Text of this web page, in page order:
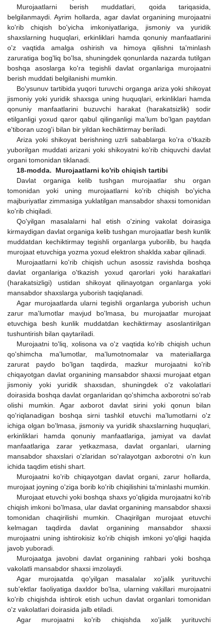
Murojaatlarni berish muddatlari, qoida tariqasida,
belgilanmaydi. Ayrim hollarda, agar davlat organining murojaatni
ko'rib chiqish bo'yicha imkoniyatlariga, jismoniy va yuridik
shaxslarning huquqlari, erkinliklari hamda qonuniy manfaatlarini
o'z vaqtida amalga oshirish va himoya qilishni ta'minlash
zaruratiga bog'liq bo'lsa, shuningdek qonunlarda nazarda tutilgan
boshqa asoslarga ko'ra tegishli davlat organlariga murojaatni
berish muddati belgilanishi mumkin.
Bo'ysunuv tartibida yuqori turuvchi organga ariza yoki shikoyat
jismoniy yoki yuridik shaxsga uning huquqlari, erkinliklari hamda
qonuniy manfaatlarini buzuvchi harakat (harakatsizlik) sodir
etilganligi yoxud qaror qabul qilinganligi ma'lum bo'lgan paytdan
e'tiboran uzog'i bilan bir yildan kechiktirmay beriladi.
Ariza yoki shikoyat berishning uzrli sabablarga ko'ra o'tkazib
yuborilgan muddati arizani yoki shikoyatni ko'rib chiquvchi davlat
organi tomonidan tiklanadi.
18-modda. Murojaatlarni ko'rib chiqish tartibi
Davlat organiga kelib tushgan murojaatlar shu organ
tomonidan yoki uning murojaatlarni ko'rib chiqish bo'yicha
majburiyatlar zimmasiga yuklatilgan mansabdor shaxsi tomonidan
ko'rib chiqiladi.
Qo'yilgan masalalarni hal etish o'zining vakolat doirasiga
kirmaydigan davlat organiga kelib tushgan murojaatlar besh kunlik
muddatdan kechiktirmay tegishli organlarga yuborilib, bu haqda
murojaat etuvchiga yozma yoxud elektron shaklda xabar qilinadi.
Murojaatlarni ko'rib chiqish uchun asossiz ravishda boshqa
davlat organlariga o'tkazish yoxud qarorlari yoki harakatlari
(harakatsizligi) ustidan shikoyat qilinayotgan organlarga yoki
mansabdor shaxslarga yuborish taqiqlanadi.
Agar murojaatlarda ularni tegishli organlarga yuborish uchun
zarur ma'lumotlar mavjud bo'lmasa, bu murojaatlar murojaat
etuvchiga besh kunlik muddatdan kechiktirmay asoslantirilgan
tushuntirish bilan qaytariladi.
Murojaatni to'liq, xolisona va o'z vaqtida ko'rib chiqish uchun
qo'shimcha ma'lumotlar, ma'lumotnomalar va materiallarga
zarurat paydo bo'lgan taqdirda, mazkur murojaatni ko'rib
chiqayotgan davlat organining mansabdor shaxsi murojaat etgan
jismoniy yoki yuridik shaxsdan, shuningdek o'z vakolatlari
doirasida boshqa davlat organlaridan qo'shimcha axborotni so'rab
olishi mumkin. Agar axborot davlat sirini yoki qonun bilan
qo'riqlanadigan boshqa sirni tashkil etuvchi ma'lumotlarni o'z
ichiga olgan bo'lmasa, jismoniy va yuridik shaxslarning huquqlari,
erkinliklari hamda qonuniy manfaatlariga, jamiyat va davlat
manfaatlariga zarar yetkazmasa, davlat organlari, ularning
mansabdor shaxslari o'zlaridan so'ralayotgan axborotni o'n kun
ichida taqdim etishi shart.
Murojaatni ko'rib chiqayotgan davlat organi, zarur hollarda,
murojaat joyning o'ziga borib ko'rib chiqilishini ta'minlashi mumkin.
Murojaat etuvchi yoki boshqa shaxs yo'qligida murojaatni ko'rib
chiqish imkoni bo'lmasa, ular davlat organining mansabdor shaxsi
tomonidan chaqirilishi mumkin. Chaqirilgan murojaat etuvchi
kelmagan taqdirda davlat organining mansabdor shaxsi
murojaatni uning ishtirokisiz ko'rib chiqish imkoni yo'qligi haqida
javob yuboradi.
Murojaatga javobni davlat organining rahbari yoki boshqa
vakolatli mansabdor shaxsi imzolaydi.
Agar murojaatda qo'yilgan masalalar xo'jalik yurituvchi
sub'ektlar faoliyatiga daxldor bo'lsa, ularning vakillari murojaatni
ko'rib chiqishda ishtirok etish uchun davlat organlari tomonidan
o'z vakolatlari doirasida jalb etiladi.
Agar murojaatni ko'rib chiqishda xo'jalik yurituvchi